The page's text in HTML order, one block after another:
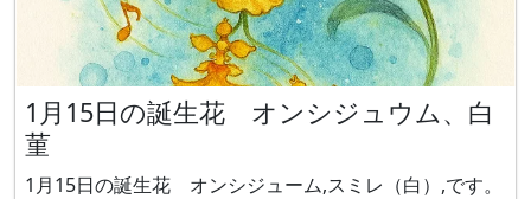
1月15日の誕生花 オンシジュウム、白
菫
1月15日の誕生花 オンシジューム,スミレ（白）,です。